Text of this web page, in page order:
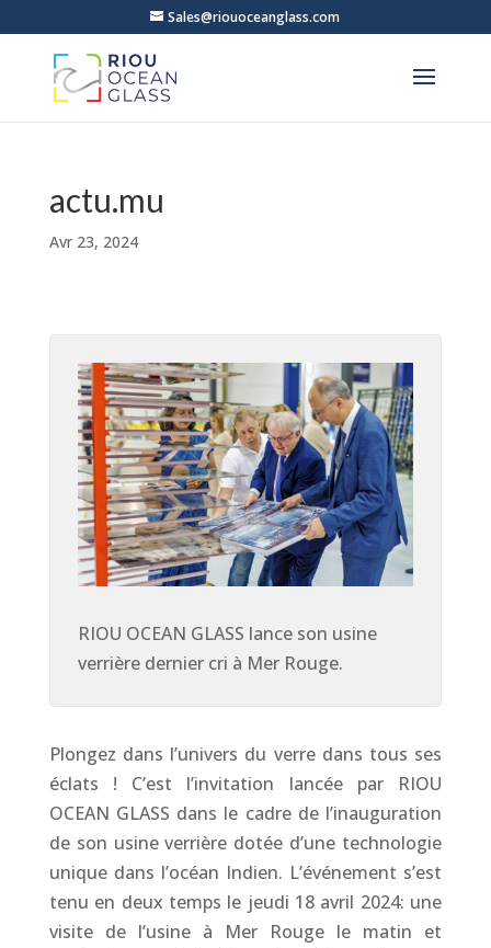
Sales@riouoceanglass.com
actu.mu
Avr 23, 2024
RIOU OCEAN GLASS lance son usine
verrière dernier cri à Mer Rouge.
Plongez dans l’univers du verre dans tous ses
éclats ! C’est l’invitation lancée par RIOU
OCEAN GLASS dans le cadre de l’inauguration
de son usine verrière dotée d’une technologie
unique dans l’océan Indien. L’événement s’est
tenu en deux temps le jeudi 18 avril 2024: une
visite de l’usine à Mer Rouge le matin et